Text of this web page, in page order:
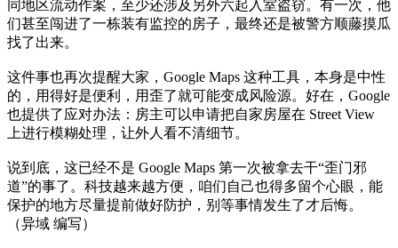
同地区流动作案，至少还涉及另外六起入室盗窃。有一次，他
们甚至闯进了一栋装有监控的房子，最终还是被警方顺藤摸瓜
找了出来。
这件事也再次提醒大家，Google Maps 这种工具，本身是中性
的，用得好是便利，用歪了就可能变成风险源。好在，Google
也提供了应对办法：房主可以申请把自家房屋在 Street View
上进行模糊处理，让外人看不清细节。
说到底，这已经不是 Google Maps 第一次被拿去干“歪门邪
道”的事了。科技越来越方便，咱们自己也得多留个心眼，能
保护的地方尽量提前做好防护，别等事情发生了才后悔。
（异域 编写）